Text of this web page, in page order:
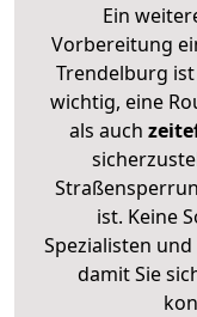
Ein
Vorbereitung
Trendelburg
wichtig, eine
als auch
ist. Keine
Spezialisten
damit Sie